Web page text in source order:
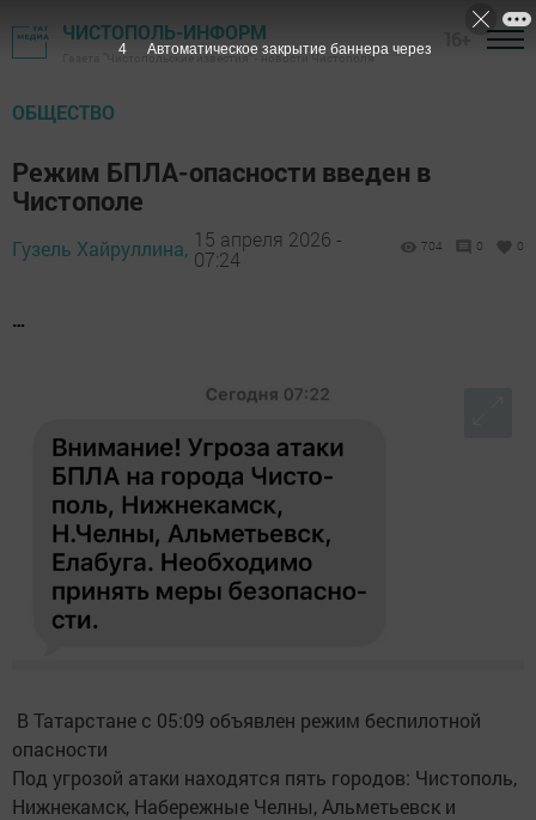
ЧИСТОПОЛЬ-ИНФОРМ
Газета "Чистопольские известия" - новости Чистополя
ОБЩЕСТВО
Режим БПЛА-опасности введен в
Чистополе
Гузель Хайруллина, 15 апреля 2026 -
07:24
704 0 0
…
В Татарстане с 05:09 объявлен режим беспилотной
опасности
Под угрозой атаки находятся пять городов: Чистополь,
Нижнекамск, Набережные Челны, Альметьевск и
3 Автоматическое закрытие баннера через